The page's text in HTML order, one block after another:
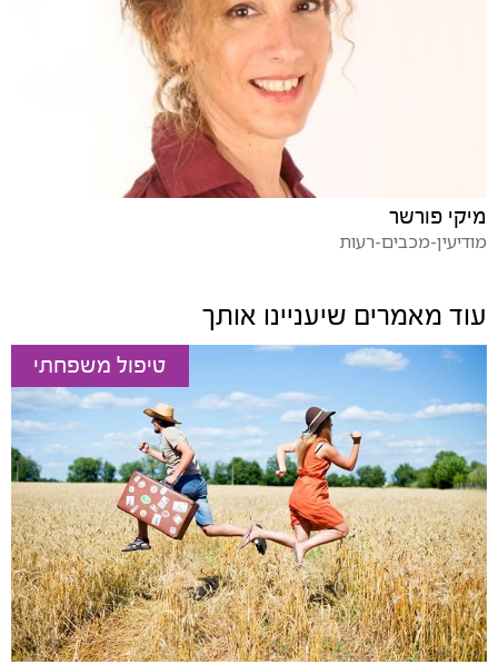
מיקי פורשר
מודיעין-מכבים-רעות
עוד מאמרים שיעניינו אותך
טיפול משפחתי